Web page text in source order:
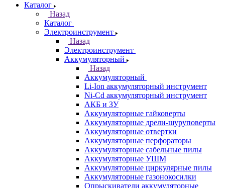
Каталог
Назад
Каталог
Электроинструмент
Назад
Электроинструмент
Аккумуляторный
Назад
Аккумуляторный
Li-Ion аккумуляторный инструмент
Ni-Cd аккумуляторный инструмент
АКБ и ЗУ
Аккумуляторные гайковерты
Аккумуляторные дрели-шуруповерты
Аккумуляторные отвертки
Аккумуляторные перфораторы
Аккумуляторные сабельные пилы
Аккумуляторные УШМ
Аккумуляторные циркулярные пилы
Аккумуляторные газонокосилки
Опрыскиватели аккумуляторные